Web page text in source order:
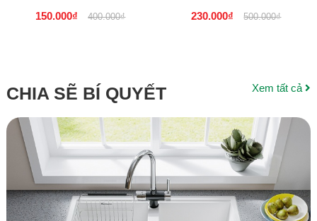
EL-RC07 GIÁ RẺ TẠI
150.000₫ 400.000₫
TPHCM 230k
230.000₫ 500.000₫
CHIA SẼ BÍ QUYẾT Xem tất cả